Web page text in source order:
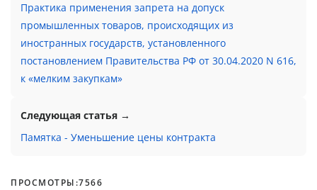
Практика применения запрета на допуск
промышленных товаров, происходящих из
иностранных государств, установленного
постановлением Правительства РФ от 30.04.2020 N 616,
к «мелким закупкам»
Следующая статья →
Памятка - Уменьшение цены контракта
ПРОСМОТРЫ:7566